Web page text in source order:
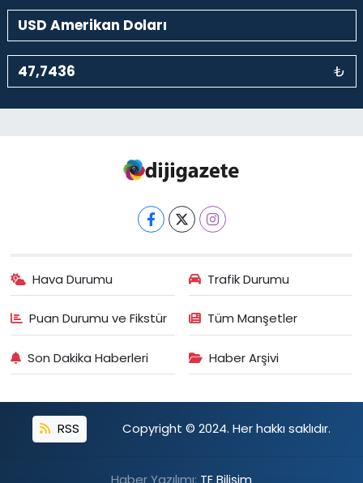
₺
Hava Durumu Trafik Durumu
Puan Durumu ve Fikstür Tüm Manşetler
Son Dakika Haberleri Haber Arşivi
RSS Copyright © 2024. Her hakkı saklıdır.
Haber Yazılımı: TE Bilişim